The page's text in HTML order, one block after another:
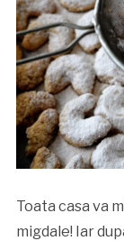
Toata casa va
migdale! Iar